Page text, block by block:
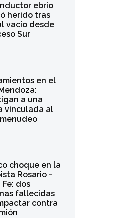
ebrio
herido tras
vacío desde
Sur
en el
a una
vinculada al
choque en la
Rosario -
dos
fallecidas
contra